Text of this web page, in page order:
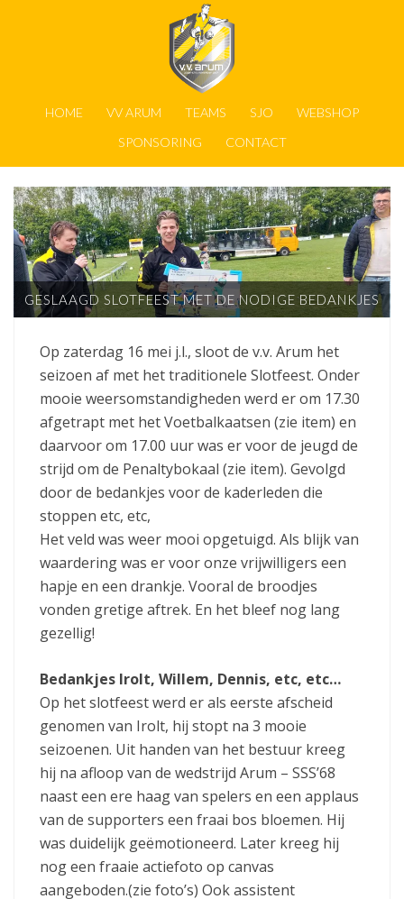
HOME VV ARUM TEAMS SJO
WEBSHOP
SPONSORING
CONTACT
GESLAAGD SLOTFEEST MET DE NODIGE BEDANKJES
Op zaterdag 16 mei j.l., sloot de v.v. Arum het
seizoen af met het traditionele Slotfeest. Onder
mooie weersomstandigheden werd er om 17.30
afgetrapt met het Voetbalkaatsen (zie item) en
daarvoor om 17.00 uur was er voor de jeugd de
strijd om de Penaltybokaal (zie item). Gevolgd
door de bedankjes voor de kaderleden die
stoppen etc, etc,
Het veld was weer mooi opgetuigd. Als blijk van
waardering was er voor onze vrijwilligers een
hapje en een drankje. Vooral de broodjes
vonden gretige aftrek. En het bleef nog lang
gezellig!
Bedankjes Irolt, Willem, Dennis, etc, etc…
Op het slotfeest werd er als eerste afscheid
genomen van Irolt, hij stopt na 3 mooie
seizoenen. Uit handen van het bestuur kreeg
hij na afloop van de wedstrijd Arum – SSS’68
naast een ere haag van spelers en een applaus
van de supporters een fraai bos bloemen. Hij
was duidelijk geëmotioneerd. Later kreeg hij
nog een fraaie actiefoto op canvas
aangeboden.(zie foto’s) Ook assistent